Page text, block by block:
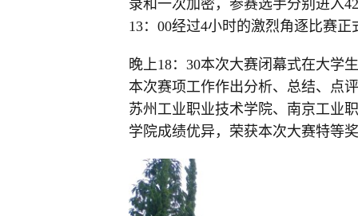
录和一次加密，参赛选手分别进入
13：00经过4小时的激烈角逐比赛正
晚上18：30本次大赛闭幕式在大学
本次赛项工作作出分析、总结、点
苏州工业职业技术学院、南京工业
学院成绩优异，荣获本次大赛特等